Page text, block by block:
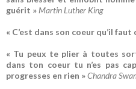
guérit » Martin Luther King
« C’est dans son coeur qu’il
« Tu peux te plier à toutes
dans ton coeur tu n’es pas
progresses en rien »Chandra